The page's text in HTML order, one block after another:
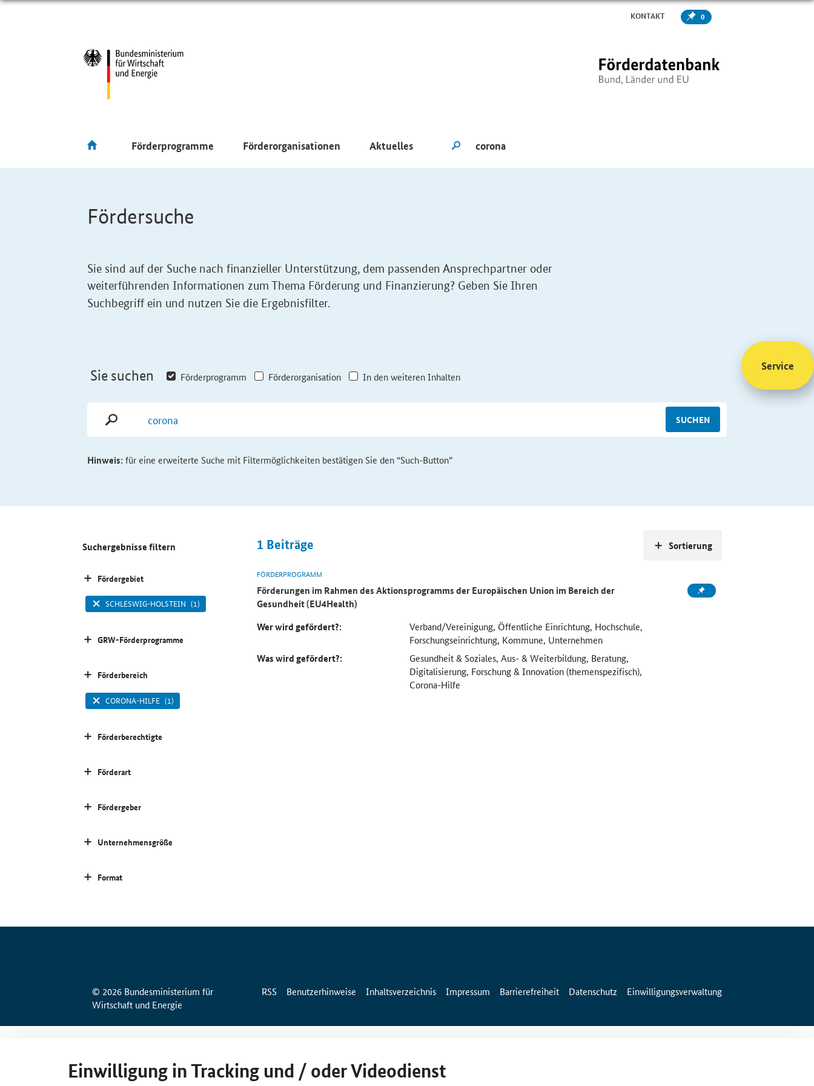
KONTAKT 0
Förderprogramme Förderorganisationen Aktuelles
Fördersuche
Sie sind auf der Suche nach finanzieller Unterstützung, dem passenden Ansprechpartner oder
weiterführenden Informationen zum Thema Förderung und Finanzierung? Geben Sie Ihren
Suchbegriff ein und nutzen Sie die Ergebnisfilter.
Sie suchen Förderprogramm Förderorganisation In den weiteren Inhalten
SUCHEN
Hinweis:für eine erweiterte Suche mit Filtermöglichkeiten bestätigen Sie den “Such-Button”
1 Beiträge
FÖRDERPROGRAMM
Förderungen im Rahmen des Aktionsprogramms der Europäischen Union im Bereich der
Gesundheit (EU4Health)
Wer wird gefördert?:
Verband/Vereinigung, Öffentliche Einrichtung, Hochschule,
Forschungseinrichtung, Kommune, Unternehmen
Was wird gefördert?:
Gesundheit & Soziales, Aus- & Weiterbildung, Beratung,
Digitalisierung, Forschung & Innovation (themenspezifisch),
Corona-Hilfe
Sortierung
Suchergebnisse filtern
Fördergebiet
SCHLESWIG-HOLSTEIN (1)
GRW-Förderprogramme
Förderbereich
CORONA-HILFE (1)
Förderberechtigte
Förderart
Fördergeber
Unternehmensgröße
Format
Service
© 2026 Bundesministerium für
Wirtschaft und Energie
RSS Benutzerhinweise Inhaltsverzeichnis Impressum Barrierefreiheit Datenschutz Einwilligungsverwaltung
Einwilligung in Tracking und / oder Videodienst